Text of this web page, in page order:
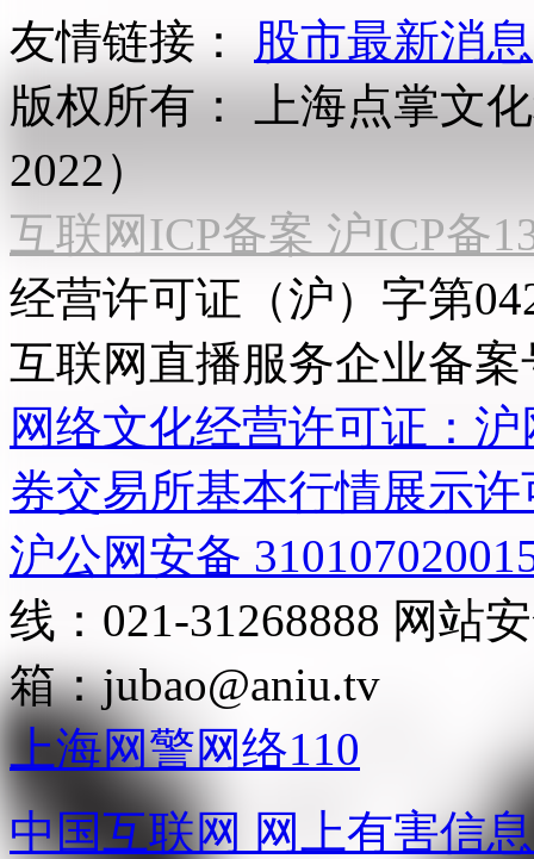
友情链接：
股市最新消息
版权所有：
上海点掌文
2022）
互联网ICP备案 沪ICP备
经营许可证（沪）字第
互联网直播服务企业备案
网络文化经营许可证：
券交易所基本行情展示许
沪公网安备
线：021-31268888 网站
箱：jubao@aniu.tv
上海网警网络110
中国互联网 网上有害信